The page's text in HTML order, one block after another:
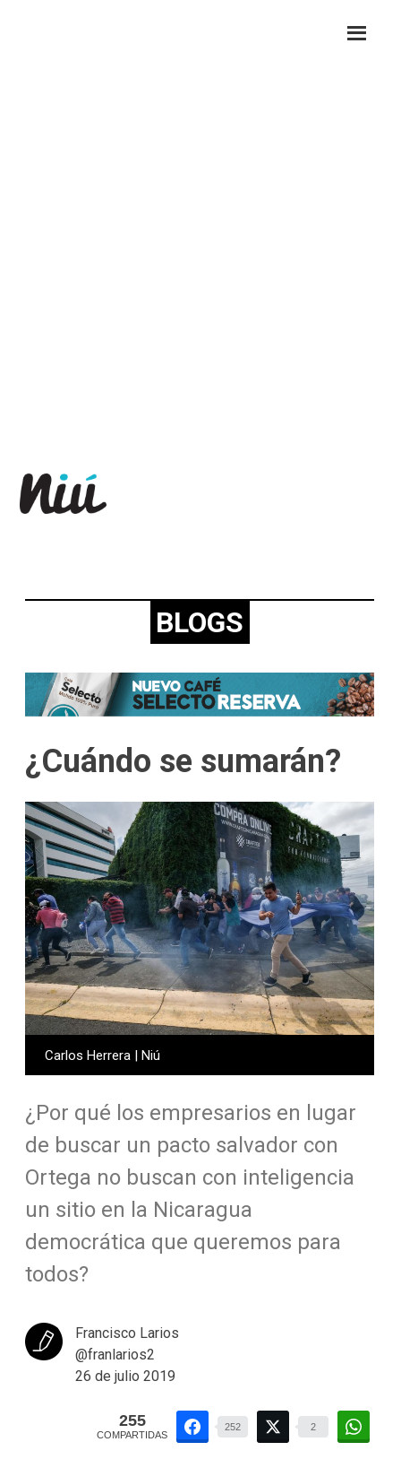
BLOGS
¿Cuándo se sumarán?
Carlos Herrera | Niú
¿Por qué los empresarios en lugar
de buscar un pacto salvador con
Ortega no buscan con inteligencia
un sitio en la Nicaragua
democrática que queremos para
todos?
Francisco Larios
@franlarios2
26 de julio 2019
255
COMPARTIDAS
252 2